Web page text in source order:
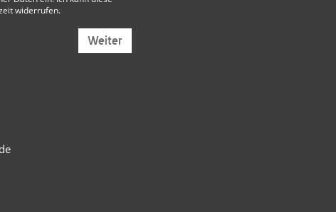
widerrufen.
Weiter